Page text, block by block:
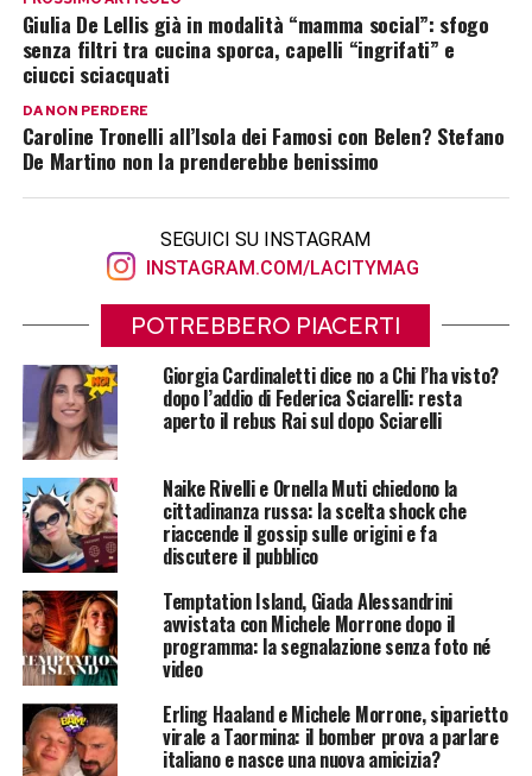
Giulia De Lellis già in modalità “mamma social”: sfogo
senza filtri tra cucina sporca, capelli “ingrifati” e
ciucci sciacquati
DA NON PERDERE
Caroline Tronelli all’Isola dei Famosi con Belen? Stefano
De Martino non la prenderebbe benissimo
SEGUICI SU INSTAGRAM
INSTAGRAM.COM/LACITYMAG
POTREBBERO PIACERTI
Giorgia Cardinaletti dice no a Chi l’ha visto?
dopo l’addio di Federica Sciarelli: resta
aperto il rebus Rai sul dopo Sciarelli
Naike Rivelli e Ornella Muti chiedono la
cittadinanza russa: la scelta shock che
riaccende il gossip sulle origini e fa
discutere il pubblico
Temptation Island, Giada Alessandrini
avvistata con Michele Morrone dopo il
programma: la segnalazione senza foto né
video
Erling Haaland e Michele Morrone, siparietto
virale a Taormina: il bomber prova a parlare
italiano e nasce una nuova amicizia?